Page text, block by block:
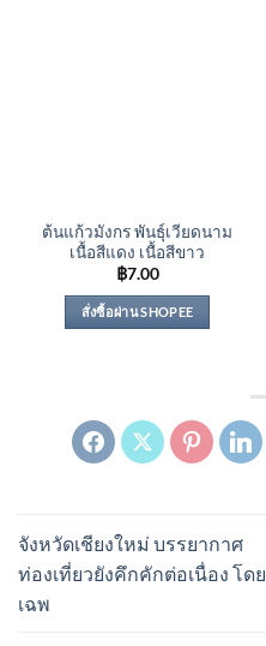
ต้นแก้วมังกร พันธุ์เวียดนาม
เนื้อสีแดง เนื้อสีขาว
฿7.00
สั่งซื้อผ่าน SHOPEE
จังหวัดเชียงใหม่ บรรยากาศ
ท่องเที่ยวยังคึกคักต่อเนื่อง โดย
เฉพ